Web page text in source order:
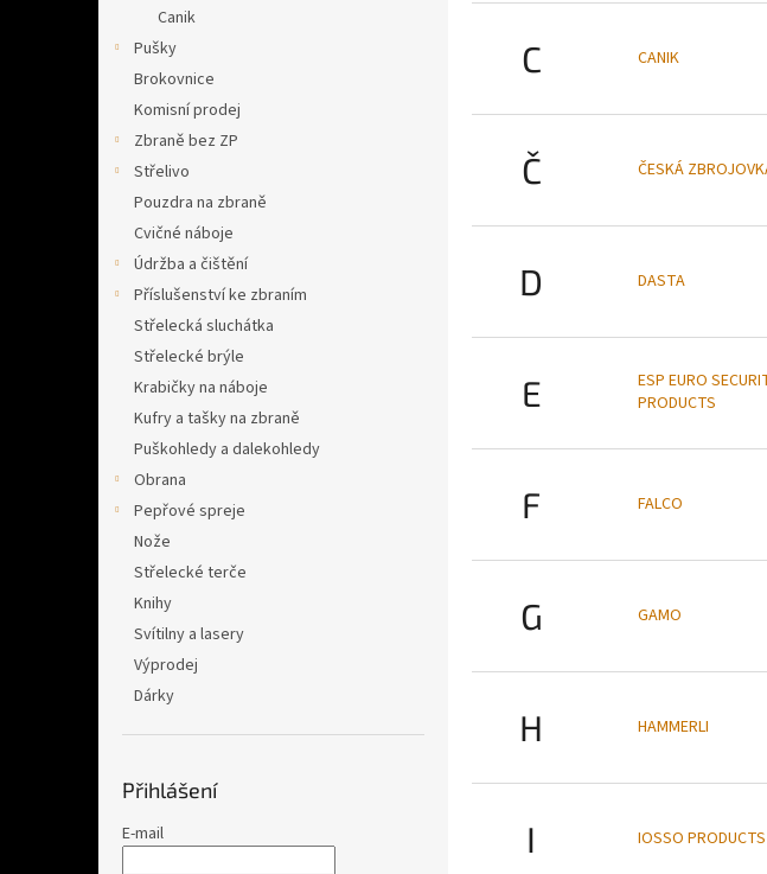
Canik
Pušky
Brokovnice
Komisní prodej
Zbraně bez ZP
Střelivo
Pouzdra na zbraně
Cvičné náboje
Údržba a čištění
Příslušenství ke zbraním
Střelecká sluchátka
Střelecké brýle
Krabičky na náboje
Kufry a tašky na zbraně
Puškohledy a dalekohledy
Obrana
Pepřové spreje
Nože
Střelecké terče
Knihy
Svítilny a lasery
Výprodej
Dárky
Přihlášení
E-mail
C CANIK
Č ČESKÁ
D DASTA
E
ESP EURO
PRODUCTS
F FALCO
G GAMO
H HAMMERLI
I IOSSO PRODUCTS